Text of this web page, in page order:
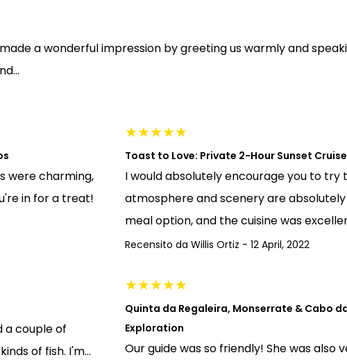
a wonderful impression by greeting us warmly and
were charming,
in for a treat!
★★★★★
Toast to Love: Private 2-Hour Sunset
I would absolutely encourage you to try
atmosphere and scenery are
meal option, and the cuisine was
Recensito da Willis Ortiz - 12 April, 2022
a couple of
of fish. I'm...
★★★★★
Quinta da Regaleira, Monserrate & Cabo
Exploration
Our guide was so friendly! She was also